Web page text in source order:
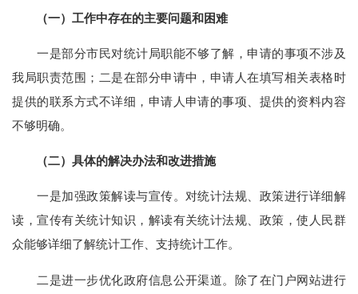
（一）工作中存在的主要问题和困难
一是部分市民对统计局职能不够了解，申请的事项不涉及
我局职责范围；二是在部分申请中，申请人在填写相关表格时
提供的联系方式不详细，申请人申请的事项、提供的资料内容
不够明确。
（二）具体的解决办法和改进措施
一是加强政策解读与宣传。对统计法规、政策进行详细解
读，宣传有关统计知识，解读有关统计法规、政策，使人民群
众能够详细了解统计工作、支持统计工作。
二是进一步优化政府信息公开渠道。除了在门户网站进行